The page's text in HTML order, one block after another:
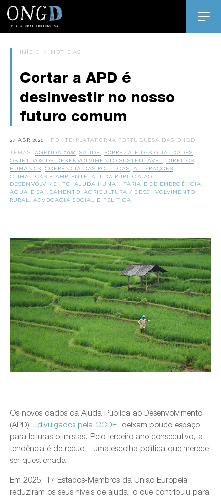
INÍCIO / NOTÍCIAS
Cortar a APD é
desinvestir no nosso
futuro comum
27 ABR 2026
FONTE: PLATAFORMA PORTUGUESA DAS ONGD
TEMAS: AGENDA 2030 ,SAÚDE POBREZA E DESIGUALDADES
OBJETIVOS DE DESENVOLVIMENTO SUSTENTÁVEL
DIREITOS
HUMANOS
COERÊNCIA DAS POLÍTICAS
ALTERAÇÕES
CLIMÁTICAS E AMBIENTE
AJUDA PÚBLICA AO
DESENVOLVIMENTO
AJUDA HUMANITÁRIA E DE EMERGÊNCIA
ÁGUA E SANEAMENTO
AGRICULTURA / DESENVOLVIMENTO
RURAL
ADVOCACIA SOCIAL E POLÍTICA
Os novos dados da Ajuda Pública ao Desenvolvimento
(APD)1 , divulgados pela OCDE, deixam pouco espaço
para leituras otimistas. Pelo terceiro ano consecutivo, a
tendência é de recuo – uma escolha política que merece
ser questionada.
Em 2025, 17 Estados-Membros da União Europeia
reduziram os seus níveis de ajuda, o que contribuiu para